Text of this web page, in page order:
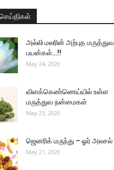
அல்லி மலரின் அற்புத மருத்துவ
பயன்கள்…!!
May 24, 2020
விளக்கெண்ணெய்யில் உள்ள
மருத்துவ நன்மைகள்
May 23, 2020
ஜெனரிக் மருந்து – ஓர் அலசல்
May 21, 2020